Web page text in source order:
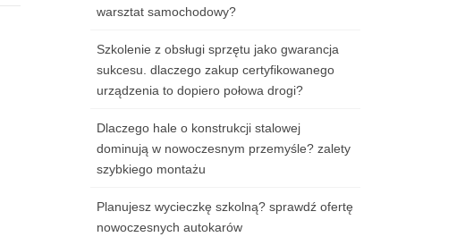
warsztat samochodowy?
Szkolenie z obsługi sprzętu jako gwarancja
sukcesu. dlaczego zakup certyfikowanego
urządzenia to dopiero połowa drogi?
Dlaczego hale o konstrukcji stalowej
dominują w nowoczesnym przemyśle? zalety
szybkiego montażu
Planujesz wycieczkę szkolną? sprawdź ofertę
nowoczesnych autokarów